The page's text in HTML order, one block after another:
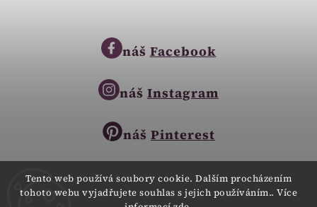
Tento web používá soubory cookie. Dalším procházením
tohoto webu vyjadřujete souhlas s jejich používáním.. Více
náš Facebook
náš Instagram
náš Pinterest
Copyright © 2023